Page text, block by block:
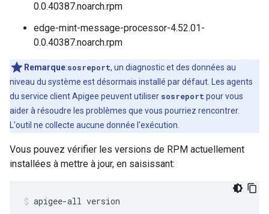
0.0.40387.noarch.rpm
edge-mint-message-processor-4.52.01-
0.0.40387.noarch.rpm
Remarque:sosreport, un diagnostic et des données au
niveau du système est désormais installé par défaut. Les agents
du service client Apigee peuvent utiliser sosreport pour vous
aider à résoudre les problèmes que vous pourriez rencontrer.
L'outil ne collecte aucune donnée l'exécution.
Vous pouvez vérifier les versions de RPM actuellement
installées à mettre à jour, en saisissant:
apigee-all version